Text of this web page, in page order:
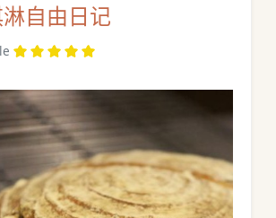
自由日记